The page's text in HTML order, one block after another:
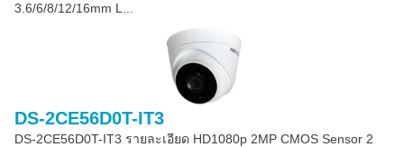
3.6/6/8/12/16mm L...
DS-2CE56D0T-IT3
DS-2CE56D0T-IT3 รายละเอียด HD1080p 2MP CMOS Sensor 2